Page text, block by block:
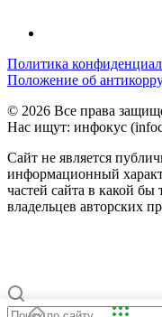
Политика
Положение об
© 2026 Все права
Нас ищут: инфокус
Сайт не является
информационный
частей сайта в какой
владельцев авторских